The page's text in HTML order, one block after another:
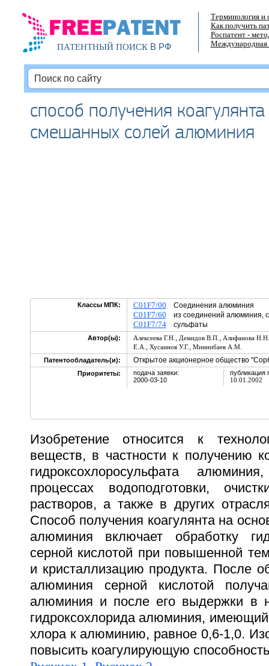
ПАТЕНТНЫЙ ПОИСКВ РФ
Терминология и
Как получить
Роспатент -
Международная
способ получения
смешанных солей алюминия
Классы МПК: C01F7/00 Соединения алюминия
C01F7/60 из соединений алюминия,
C01F7/74сульфаты
Автор(ы): Алексеева Г.Н. , Демидов В.П. , Алифанова Н.Н.
Е.А. , Хусаинов У.Г. , Миннибаев А.М.
Патентообладатель(и):
Открытое акционерное общество
Приоритеты:
подача заявки:
2000-03-10
публикация
10.01.2002
Изобретение относится к
веществ, в частности к получению
гидроксохлоросульфата
процессах водоподготовки,
растворов, а также в других
Способ получения коагулянта на
алюминия включает обработку
серной кислотой при повышенной
и кристаллизацию продукта. После
алюминия серной кислотой
алюминия и после его выдержки в
гидроксохлорида алюминия,
хлора к алюминию, равное 0,6-1,0.
повысить коагулирующую